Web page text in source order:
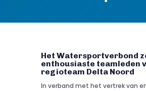
Het Watersportverbond
enthousiaste teamleden
regioteam Delta Noord
In verband met het vertrek van